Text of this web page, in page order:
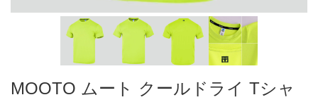
MOOTO ムート クールドライ Tシャ